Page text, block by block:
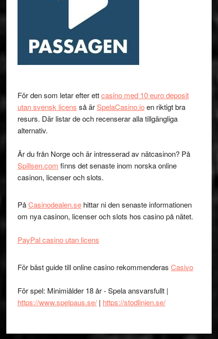
För den som letar efter ettcasino med 10 euro deposit
utan svensk licens så ärSpelaCasino.ioen riktigt bra
resurs. Där listar de och recenserar alla tillgängliga
alternativ.
Är du från Norge och är intresserad av nätcasinon? På
Spillsen.com finns det senaste inom norska online
casinon, licenser och slots.
PåCasinodealen.sehittar ni den senaste informationen
om nya casinon, licenser och slots hos casino på nätet.
PayPal casino utan licens
För bäst guide till online casino rekommenderas Casivo
För spel: Minimiålder 18 år - Spela ansvarsfullt |
https://www.spelpaus.se/| https://stodlinjen.se/